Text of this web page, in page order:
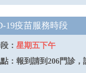
19疫苗服務時段
： 星期五下午
：報到請到206門診，